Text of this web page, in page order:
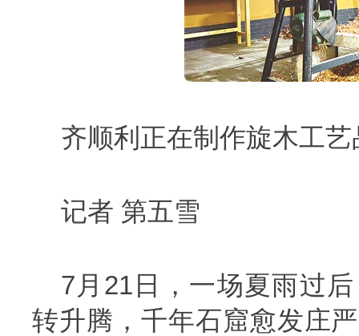
齐顺利正在制作旋木工
记者 第五雪
7月21日，一场夏雨过
转升腾，千年石窟愈发庄